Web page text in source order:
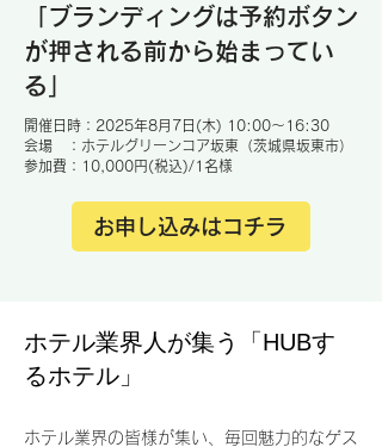
「ブランディングは予約ボタン
が押される前から始まってい
る」
開催日時：2025年8月7日(木) 10:00～16:30
会場 ：ホテルグリーンコア坂東（茨城県坂東市）
参加費：10,000円(税込)/1名様
お申し込みはコチラ
​ホテル業界人が集う「HUBす
るホテル」
ホテル業界の皆様が集い、毎回魅力的なゲス